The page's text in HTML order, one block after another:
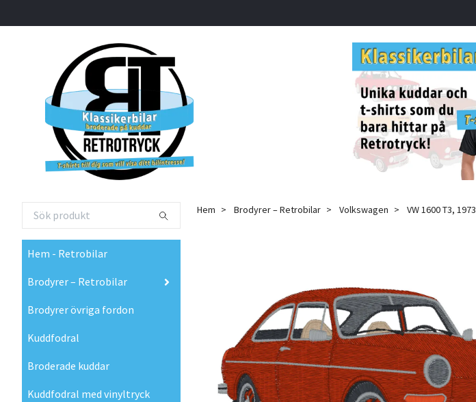
Hem - Retrobilar
Brodyrer – Retrobilar
Brodyrer övriga fordon
Kuddfodral
Broderade kuddar
Kuddfodral med vinyltryck
Hem Brodyrer – Retrobilar Volkswagen VW 1600 T3, 1973